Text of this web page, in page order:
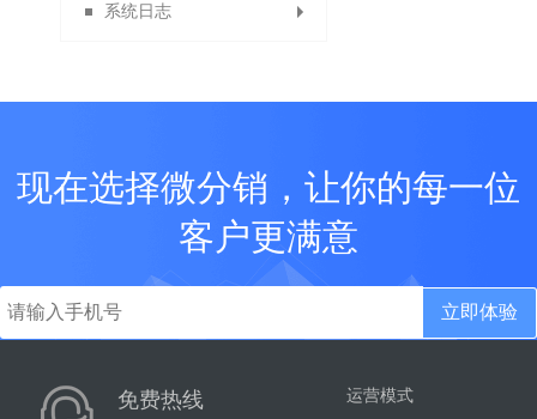
表单数据中心
图文中心
短信发送记录
系统日志
现在选择微分销，让你的每一位
客户更满意
立即体验
免费热线 运营模式